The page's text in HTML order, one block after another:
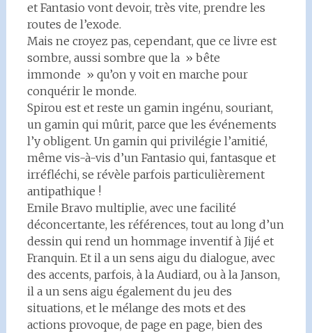
et Fantasio vont devoir, très vite, prendre les
routes de l’exode.
Mais ne croyez pas, cependant, que ce livre est
sombre, aussi sombre que la » bête
immonde » qu’on y voit en marche pour
conquérir le monde.
Spirou est et reste un gamin ingénu, souriant,
un gamin qui mûrit, parce que les événements
l’y obligent. Un gamin qui privilégie l’amitié,
même vis-à-vis d’un Fantasio qui, fantasque et
irréfléchi, se révèle parfois particulièrement
antipathique !
Emile Bravo multiplie, avec une facilité
déconcertante, les références, tout au long d’un
dessin qui rend un hommage inventif à Jijé et
Franquin. Et il a un sens aigu du dialogue, avec
des accents, parfois, à la Audiard, ou à la Janson,
il a un sens aigu également du jeu des
situations, et le mélange des mots et des
actions provoque, de page en page, bien des